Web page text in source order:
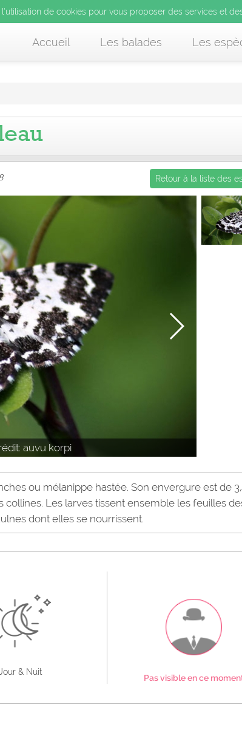
l’utilisation de cookies pour vous proposer des services
Accueil Les balades Les
de cookies pour vous proposer des services et
de cookies pour vous proposer des services et
Retour à la liste des
auvu korpi
ou mélanippe hastée. Son envergure est de
Les larves tissent ensemble les feuilles
dont elles se nourrissent.
& Nuit
Pas visible en ce